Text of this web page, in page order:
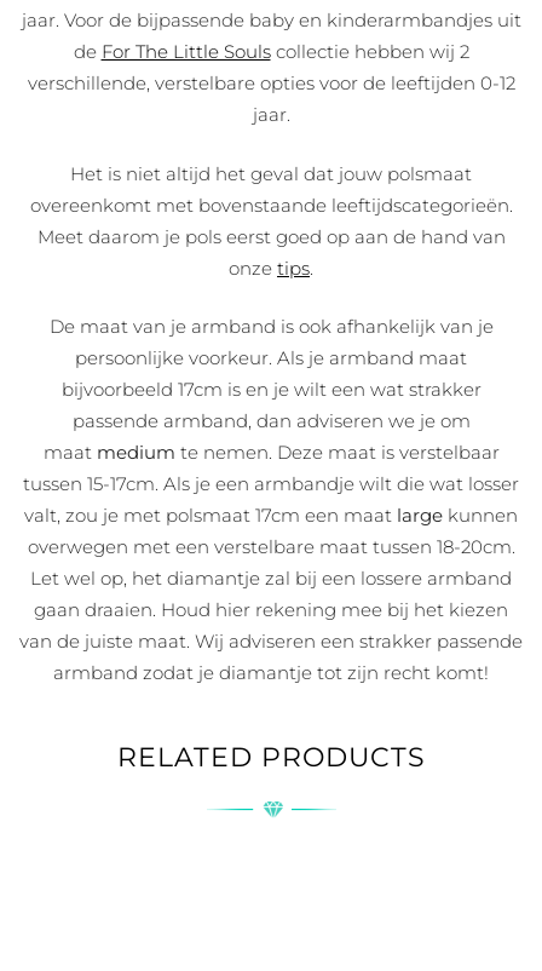
jaar. Voor de bijpassende baby en kinderarmbandjes uit
de For The Little Soulscollectie hebben wij 2
verschillende, verstelbare opties voor de leeftijden 0-12
jaar.
Het is niet altijd het geval dat jouw polsmaat
overeenkomt met bovenstaande leeftijdscategorieën.
Meet daarom je pols eerst goed op aan de hand van
onze tips.
De maat van je armband is ook afhankelijk van je
persoonlijke voorkeur. Als je armband maat
bijvoorbeeld 17cm is en je wilt een wat strakker
passende armband, dan adviseren we je om
maat medium te nemen. Deze maat is verstelbaar
tussen 15-17cm. Als je een armbandje wilt die wat losser
valt, zou je met polsmaat 17cm een maat large kunnen
overwegen met een verstelbare maat tussen 18-20cm.
Let wel op, het diamantje zal bij een lossere armband
gaan draaien. Houd hier rekening mee bij het kiezen
van de juiste maat. Wij adviseren een strakker passende
armband zodat je diamantje tot zijn recht komt!
RELATED PRODUCTS